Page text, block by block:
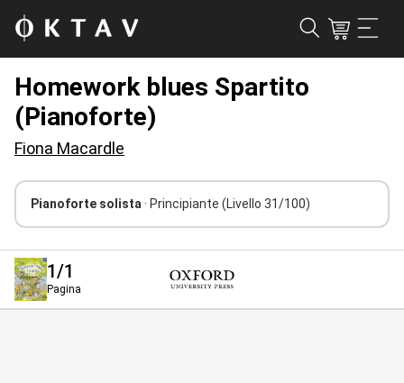
Homework blues Spartito
(Pianoforte)
Fiona Macardle
Pianoforte solista · Principiante (Livello 31/100)
1/1
Pagina